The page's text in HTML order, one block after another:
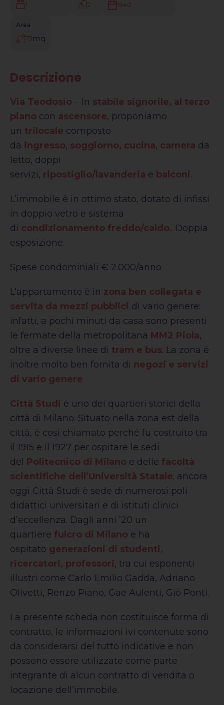
1
2
1940
Area
75 mq
Descrizione
Via Teodosio – In stabile signorile, al terzo
piano con ascensore, proponiamo
un trilocale composto
da ingresso, soggiorno, cucina, camera da
letto, doppi
servizi, ripostiglio/lavanderia e balconi.
L’immobile è in ottimo stato, dotato di infissi
in doppio vetro e sistema
di condizionamento freddo/caldo. Doppia
esposizione.
Spese condominiali € 2.000/anno
L’appartamento è in zona ben collegata e
servita da mezzi pubblici di vario genere:
infatti, a pochi minuti da casa sono presenti
le fermate della metropolitana MM2 Piola,
oltre a diverse linee di tram e bus. La zona è
inoltre molto ben fornita di negozi e servizi
di vario genere
Città Studi è uno dei quartieri storici della
città di Milano. Situato nella zona est della
città, è così chiamato perché fu costruito tra
il 1915 e il 1927 per ospitare le sedi
del Politecnico di Milano e delle facoltà
scientifiche dell’Università Statale; ancora
oggi Città Studi è sede di numerosi poli
didattici universitari e di istituti clinici
d’eccellenza. Dagli anni ’20 un
quartiere fulcro di Milano e ha
ospitato generazioni di studenti,
ricercatori, professori, tra cui esponenti
illustri come Carlo Emilio Gadda, Adriano
Olivetti, Renzo Piano, Gae Aulenti, Giò Ponti.
La presente scheda non costituisce forma di
contratto, le informazioni ivi contenute sono
da considerarsi del tutto indicative e non
possono essere utilizzate come parte
integrante di alcun contratto di vendita o
locazione dell’immobile.